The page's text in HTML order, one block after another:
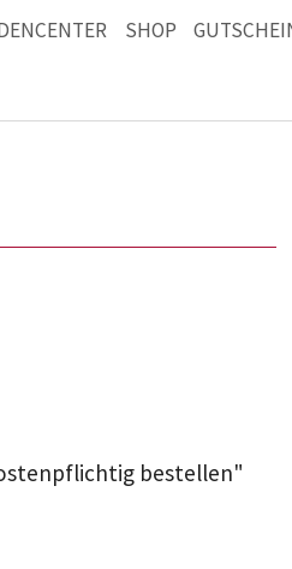
SHOP
bestellen"